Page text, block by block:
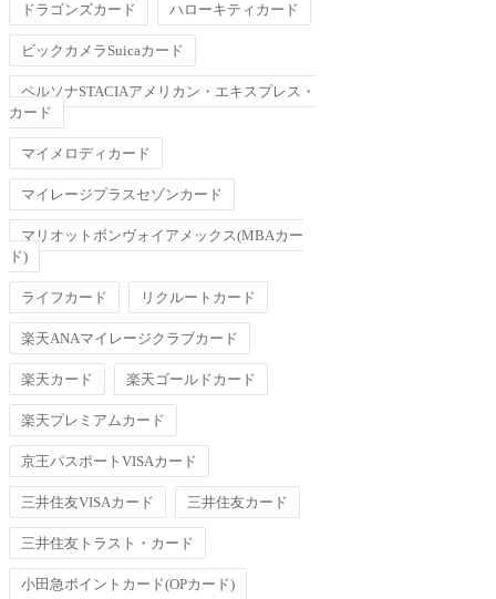
ドラゴンズカード ハローキティカード
ビックカメラSuicaカード
ペルソナSTACIAアメリカン・エキスプレス・
カード
マイメロディカード
マイレージプラスセゾンカード
マリオットボンヴォイアメックス(MBAカー
ド)
ライフカード リクルートカード
楽天ANAマイレージクラブカード
楽天カード 楽天ゴールドカード
楽天プレミアムカード
京王パスポートVISAカード
三井住友VISAカード 三井住友カード
三井住友トラスト・カード
小田急ポイントカード(OPカード)